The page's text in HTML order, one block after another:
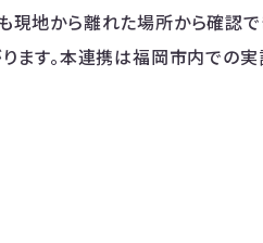
現地から離れた場所から確認で
ります。本連携は福岡市内での